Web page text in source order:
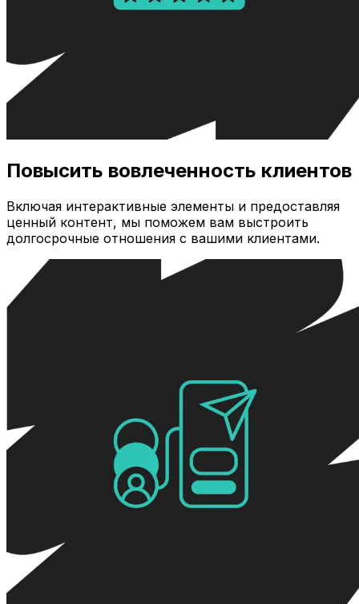
Повысить вовлеченность клиентов
Включая интерактивные элементы и предоставляя
ценный контент, мы поможем вам выстроить
долгосрочные отношения с вашими клиентами.